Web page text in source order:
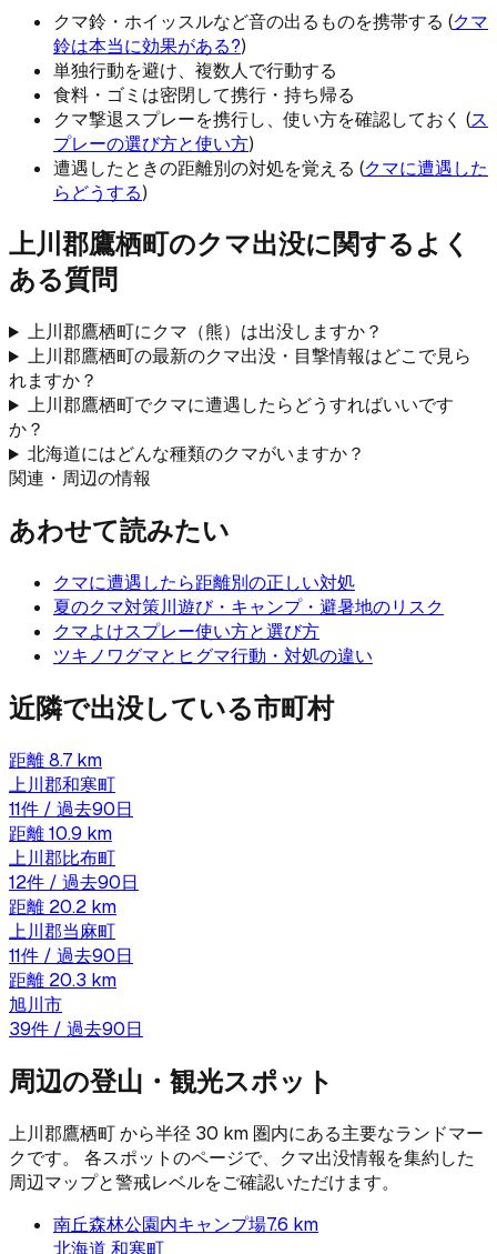
クマ鈴・ホイッスルなど音の出るものを携帯する (クマ
鈴は本当に効果がある?)
単独行動を避け、複数人で行動する
食料・ゴミは密閉して携行・持ち帰る
クマ撃退スプレーを携行し、使い方を確認しておく (ス
プレーの選び方と使い方)
遭遇したときの距離別の対処を覚える (クマに遭遇した
らどうする)
上川郡鷹栖町のクマ出没に関するよく
ある質問
上川郡鷹栖町にクマ（熊）は出没しますか？
上川郡鷹栖町の最新のクマ出没・目撃情報はどこで見ら
れますか？
上川郡鷹栖町でクマに遭遇したらどうすればいいです
か？
北海道にはどんな種類のクマがいますか？
関連・周辺の情報
あわせて読みたい
クマに遭遇したら距離別の正しい対処
夏のクマ対策川遊び・キャンプ・避暑地のリスク
クマよけスプレー使い方と選び方
ツキノワグマとヒグマ行動・対処の違い
近隣で出没している市町村
距離8.7 km
上川郡和寒町
11件 / 過去90日
距離10.9 km
上川郡比布町
12件 / 過去90日
距離 20.2 km
上川郡当麻町
11件 / 過去90日
距離 20.3 km
旭川市
39件 / 過去90日
周辺の登山・観光スポット
上川郡鷹栖町から半径 30 km 圏内にある主要なランドマー
クです。 各スポットのページで、クマ出没情報を集約した
周辺マップと警戒レベルをご確認いただけます。
南丘森林公園内キャンプ場7.6 km
北海道 和寒町